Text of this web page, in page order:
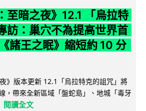
至暗之夜》12.1 「烏拉特
訪：巢穴不為提高世界首
諸王之眠》縮短約 10 分
》版本更新 12.1「烏拉特克的詛咒」將
，帶來全新區域「盤蛇島」、地城「毒牙
閱讀全文